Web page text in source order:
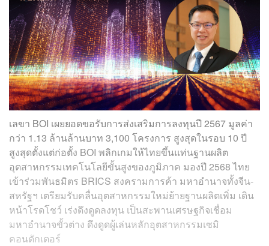
เลขา BOI เผยยอดขอรับการส่งเสริมการลงทุนปี 2567 มูลค่า
กว่า 1.13 ล้านล้านบาท 3,100 โครงการ สูงสุดในรอบ 10 ปี
สูงสุดตั้งแต่ก่อตั้ง BOI พลิกเกมให้ไทยขึ้นแท่นฐานผลิต
อุตสาหกรรมเทคโนโลยีขั้นสูงของภูมิภาค มองปี 2568 ไทย
เข้าร่วมพันธมิตร BRICS สงครามการค้า มหาอำนาจทั้งจีน-
สหรัฐฯ เตรียมรับคลื่นอุตสาหกรรมใหม่ย้ายฐานผลิตเพิ่ม เดิน
หน้าโรดโชว์ เร่งดึงดูดลงทุน เป็นสะพานเศรษฐกิจเชื่อม
มหาอำนาจขั้วต่าง ดึงดูดผู้เล่นหลักอุตสาหกรรมเซมิ
คอนดักเตอร์